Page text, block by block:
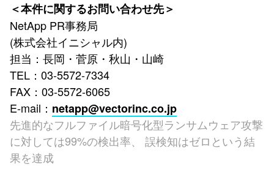
＜本件に関するお問い合わせ先＞
NetApp PR事務局
(株式会社イニシャル内)
担当：長岡・菅原・秋山・山崎
TEL：03-5572-7334
FAX：03-5572-6065
E-mail： netapp@vectorinc.co.jp
先進的なフルファイル暗号化型ランサムウェア攻撃
に対しては99%の検出率、 誤検知はゼロという結
果を達成